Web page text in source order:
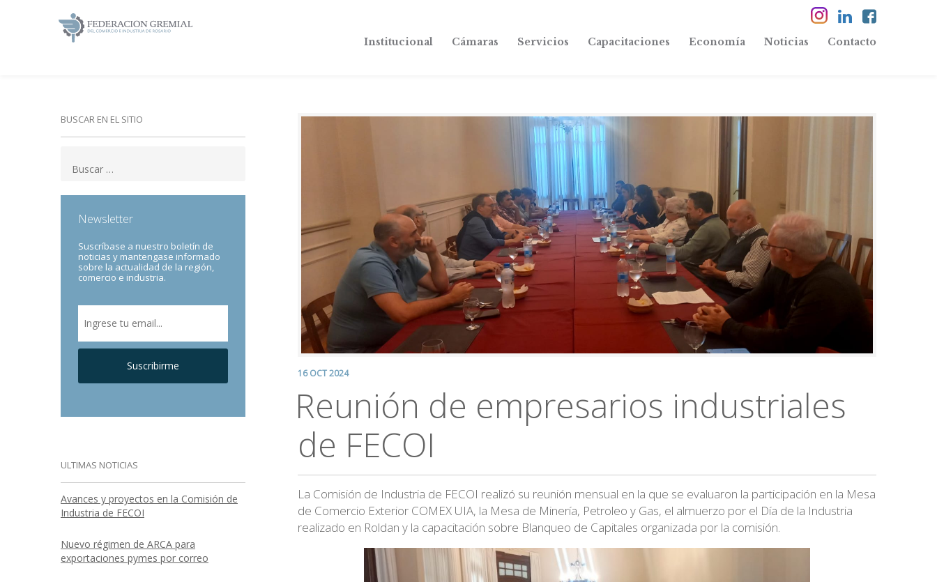
Institucional Cámaras Servicios Capacitaciones Economía Noticias Contacto
BUSCAR EN EL SITIO
Newsletter
Suscríbase a nuestro boletín de
noticias y mantengase informado
sobre la actualidad de la región,
comercio e industria.
Suscribirme
ULTIMAS NOTICIAS
Avances y proyectos en la Comisión de
Industria de FECOI
Nuevo régimen de ARCA para
exportaciones pymes por correo
16 OCT 2024
Reunión de empresarios industriales
de FECOI
La Comisión de Industria de FECOI realizó su reunión mensual en la que se evaluaron la participación en la Mesa
de Comercio Exterior COMEX UIA, la Mesa de Minería, Petroleo y Gas, el almuerzo por el Día de la Industria
realizado en Roldan y la capacitación sobre Blanqueo de Capitales organizada por la comisión.